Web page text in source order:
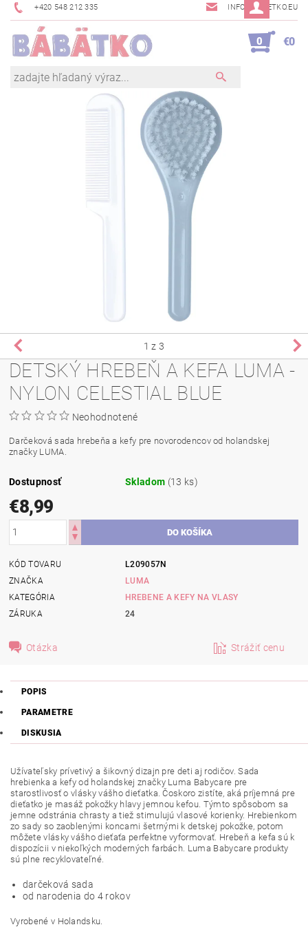
+420 548 212 335 INFO@BABETKO.EU
0 €0
1 z 3
DETSKÝ HREBEŇ A KEFA LUMA -
NYLON CELESTIAL BLUE
Neohodnotené
Darčeková sada hrebeňa a kefy pre novorodencov od holandskej
značky LUMA.
Dostupnosť Skladom (13 ks)
€8,99
KÓD TOVARU
L209057N
ZNAČKA
LUMA
KATEGÓRIA
HREBENE A KEFY NA VLASY
ZÁRUKA
24
Otázka Strážiť cenu
POPIS
PARAMETRE
DISKUSIA
Užívateľsky prívetivý a šikovný dizajn pre deti aj rodičov. Sada
hrebienka a kefy od holandskej značky Luma Babycare pre
starostlivosť o vlásky vášho dieťatka. Čoskoro zistíte, aká príjemná pre
dieťatko je masáž pokožky hlavy jemnou kefou. Týmto spôsobom sa
jemne odstránia chrasty a tiež stimulujú vlasové korienky. Hrebienkom
zo sady so zaoblenými koncami šetrnými k detskej pokožke, potom
môžete vlásky vášho dieťaťa perfektne vyformovať. Hrebeň a kefa sú k
dispozícii v niekoľkých moderných farbách. Luma Babycare produkty
sú plne recyklovateľné.
darčeková sada
od narodenia do 4 rokov
Vyrobené v Holandsku.